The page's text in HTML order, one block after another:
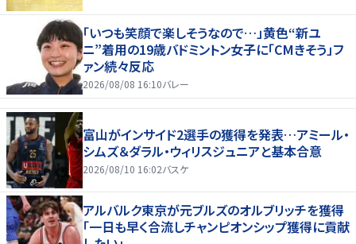
「いつも笑顔で楽しそうなので…」黄色“新ユ
ニ”着用の19歳バドミントン女子に「CMきそう」フ
ァン続々反応
2026/08/08 16:10バレー
富山がインサイド2選手の獲得を発表…アミール・
シムズ＆ダラル・ウィリスジュニアと基本合意
2026/08/10 16:02バスケ
アルバルク東京が元ブルズのオルブリッチを獲得
「一日も早く合流しチャンピオンシップ獲得に貢献